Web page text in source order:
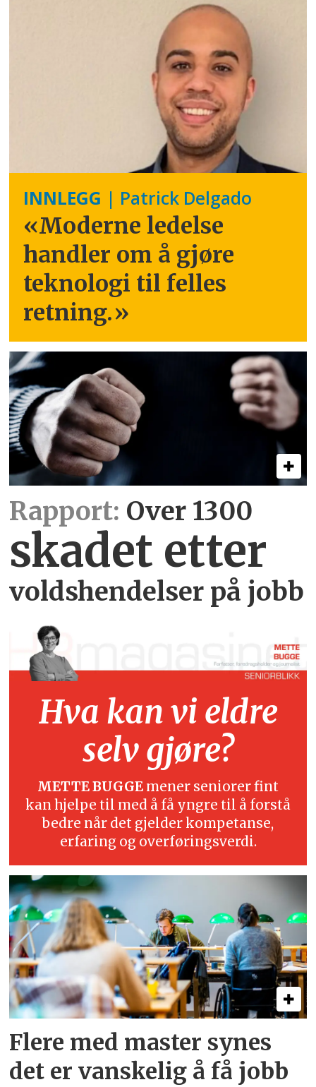
INNLEGG | Patrick Delgado
«Moderne ledelse
handler om å gjøre
teknologi til felles
retning.»
Rapport: Over 1300
skadet etter
voldshendelser på jobb
Hva kan vi eldre
selv gjøre?
METTE BUGGE mener seniorer fint
kan hjelpe til med å få yngre til å forstå
bedre når det gjelder kompetanse,
erfaring og overføringsverdi.
Flere med master synes
det er vanskelig å få jobb